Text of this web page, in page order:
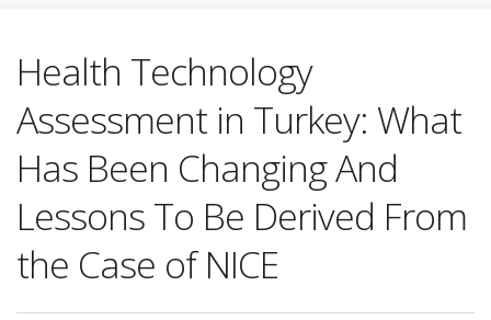
Health Technology
Assessment in Turkey: What
Has Been Changing And
Lessons To Be Derived From
the Case of NICE